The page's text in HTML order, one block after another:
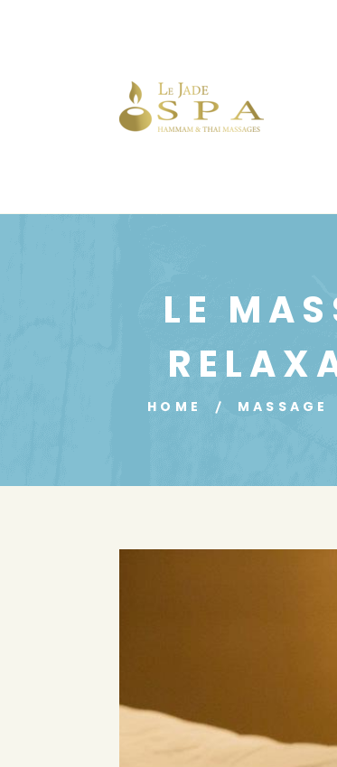
LE
HOME MASSAGE